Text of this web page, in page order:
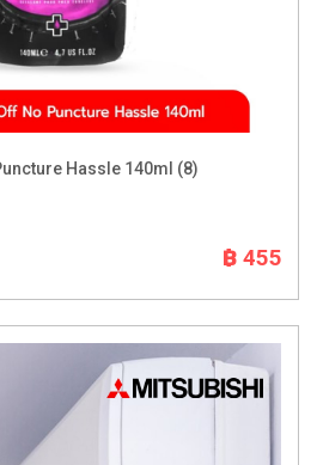
Hassle 140ml (8)
฿ 455